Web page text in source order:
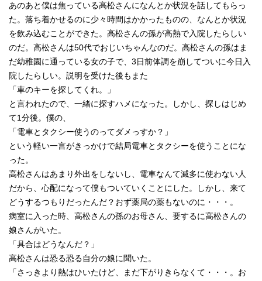
あのあと僕は焦っている高松さんになんとか状況を話してもらっ
た。落ち着かせるのに少々時間はかかったものの、なんとか状況
を飲み込むことができた。高松さんの孫が高熱で入院したらしい
のだ。高松さんは50代でおじいちゃんなのだ。高松さんの孫はま
だ幼稚園に通っている女の子で、3日前体調を崩してついに今日入
院したらしい。説明を受けた後もまた
「車のキーを探してくれ。」
と言われたので、一緒に探すハメになった。しかし、探しはじめ
て1分後。僕の、
「電車とタクシー使うのってダメっすか？」
という軽い一言がきっかけで結局電車とタクシーを使うことにな
った。
高松さんはあまり外出をしないし、電車なんて滅多に使わない人
だから、心配になって僕もついていくことにした。しかし、来て
どうするつもりだったんだ？おず薬局の薬もないのに・・・。
病室に入った時、高松さんの孫のお母さん、要するに高松さんの
娘さんがいた。
「具合はどうなんだ？」
高松さんは恐る恐る自分の娘に聞いた。
「さっきより熱はひいたけど、まだ下がりきらなくて・・・。お